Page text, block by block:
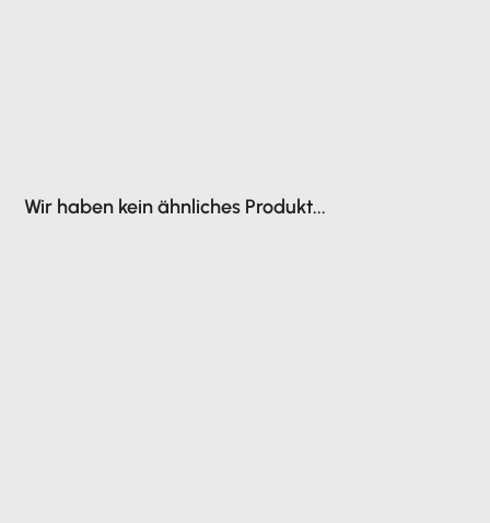
Wir haben kein ähnliches Produkt...